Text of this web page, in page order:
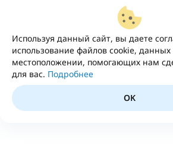
Используя данный сайт, вы даете
использование файлов cookie, данных
местоположении, помогающих нам
для вас. Подробнее
OK